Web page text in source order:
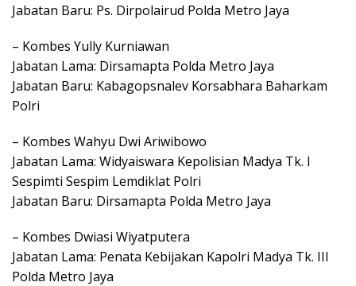
Jabatan Baru: Ps. Dirpolairud Polda Metro Jaya
– Kombes Yully Kurniawan
Jabatan Lama: Dirsamapta Polda Metro Jaya
Jabatan Baru: Kabagopsnalev Korsabhara Baharkam
Polri
– Kombes Wahyu Dwi Ariwibowo
Jabatan Lama: Widyaiswara Kepolisian Madya Tk. I
Sespimti Sespim Lemdiklat Polri
Jabatan Baru: Dirsamapta Polda Metro Jaya
– Kombes Dwiasi Wiyatputera
Jabatan Lama: Penata Kebijakan Kapolri Madya Tk. III
Polda Metro Jaya